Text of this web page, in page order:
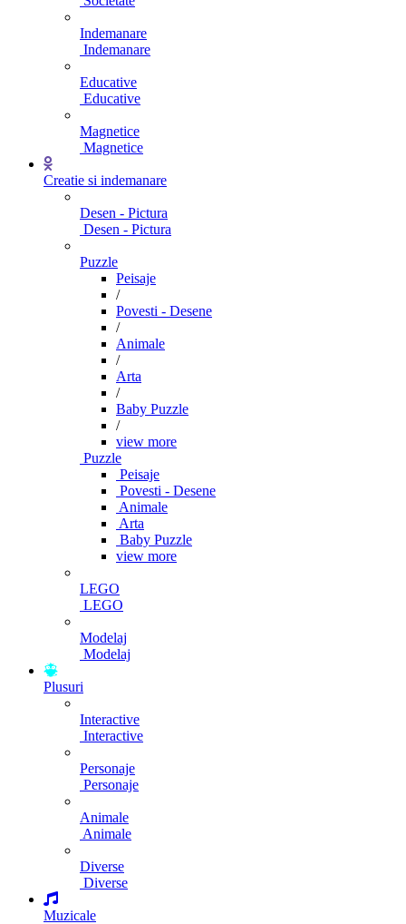
Indemanare
Indemanare
Educative
Educative
Magnetice
Magnetice
Creatie si indemanare
Desen - Pictura
Desen - Pictura
Puzzle
Peisaje
/
Povesti - Desene
/
Animale
/
Arta
/
Baby Puzzle
/
view more
Puzzle
Peisaje
Povesti - Desene
Animale
Arta
Baby Puzzle
view more
LEGO
LEGO
Modelaj
Modelaj
Plusuri
Interactive
Interactive
Personaje
Personaje
Animale
Animale
Diverse
Diverse
Muzicale